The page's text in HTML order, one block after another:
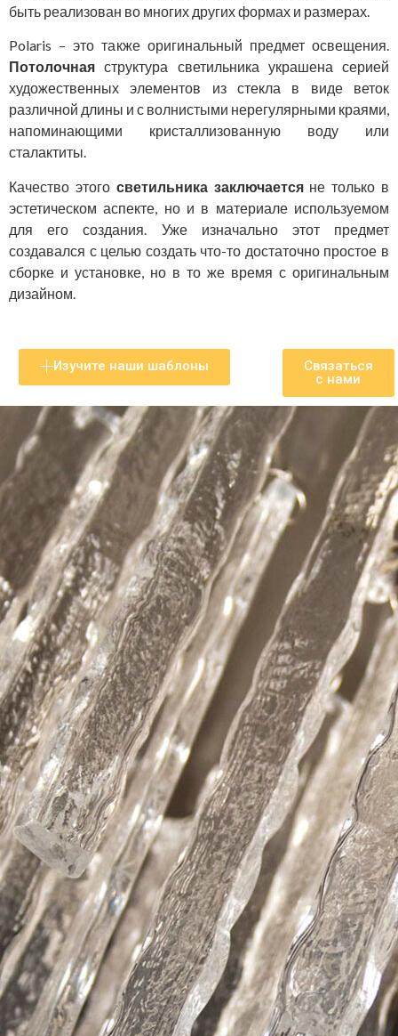
быть реализован во многих других формах и размерах.
Polaris – это также оригинальный предмет освещения.
Потолочная структура светильника украшена серией
художественных элементов из стекла в виде веток
различной длины и с волнистыми нерегулярными краями,
напоминающими кристаллизованную воду или
сталактиты.
Качество этого светильника заключаетсяне только в
эстетическом аспекте, но и в материале используемом
для его создания. Уже изначально этот предмет
создавался с целью создать что-то достаточно простое в
сборке и установке, но в то же время с оригинальным
дизайном.
Изучите наши шаблоны
Связаться
с нами